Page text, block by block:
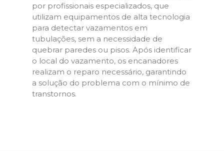
por profissionais especializados, que
utilizam equipamentos de alta tecnologia
para detectar vazamentos em
tubulações, sem a necessidade de
quebrar paredes ou pisos. Após identificar
o local do vazamento, os encanadores
realizam o reparo necessário, garantindo
a solução do problema com o mínimo de
transtornos.